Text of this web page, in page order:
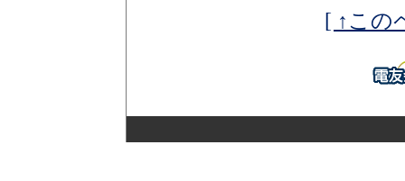
[ ↑この